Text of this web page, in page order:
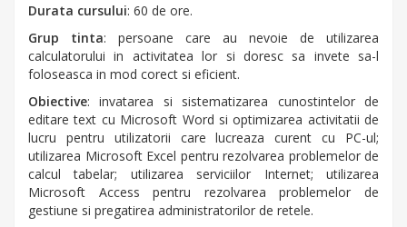
Durata cursului: 60 de ore.
Grup tinta: persoane care au nevoie de utilizarea
calculatorului in activitatea lor si doresc sa invete sa-l
foloseasca in mod corect si eficient.
Obiective: invatarea si sistematizarea cunostintelor de
editare text cu Microsoft Word si optimizarea activitatii de
lucru pentru utilizatorii care lucreaza curent cu PC-ul;
utilizarea Microsoft Excel pentru rezolvarea problemelor de
calcul tabelar; utilizarea serviciilor Internet; utilizarea
Microsoft Access pentru rezolvarea problemelor de
gestiune si pregatirea administratorilor de retele.